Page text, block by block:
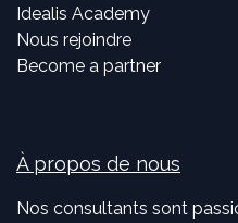
Idealis Academy
Nous rejoindre
Become a partner
À propos de nous
Nos consultants sont